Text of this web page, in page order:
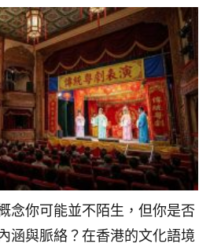
念你可能並不陌生，但你是否
涵與脈絡？在香港的文化語境